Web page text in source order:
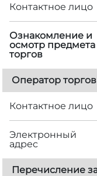
Контактное лицо
Ознакомление и
осмотр предмета
торгов
Оператор торгов
Контактное лицо
Электронный
адрес
Перечисление